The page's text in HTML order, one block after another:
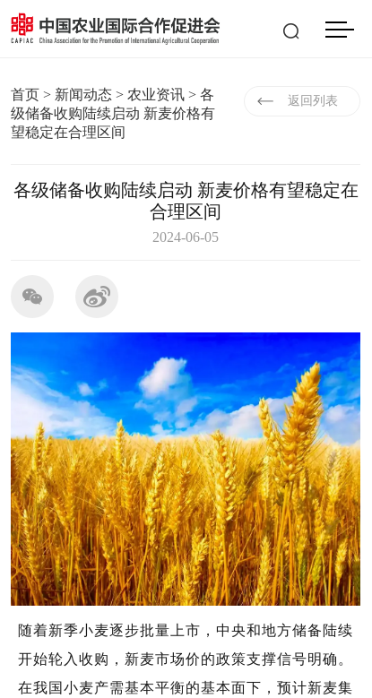
EN
首页 > 新闻动态 >农业资讯 > 各
级储备收购陆续启动 新麦价格有
望稳定在合理区间
返回列表
各级储备收购陆续启动 新麦价格有望稳定在
合理区间
2024-06-05
随着新季小麦逐步批量上市，中央和地方储备陆续
开始轮入收购，新麦市场价的政策支撑信号明确。
在我国小麦产需基本平衡的基本面下，预计新麦集